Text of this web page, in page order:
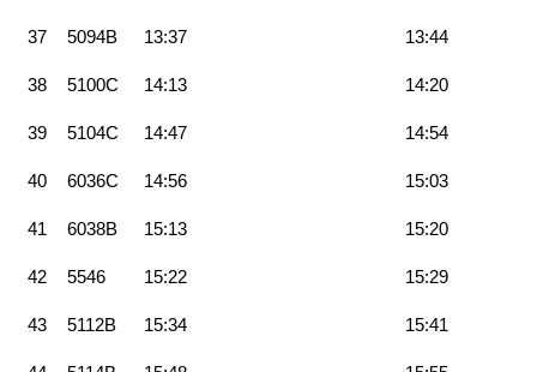
37 5094B 13:37 13:44
38 5100C 14:13 14:20
39 5104C 14:47 14:54
40 6036C 14:56 15:03
41 6038B 15:13 15:20
42 5546 15:22 15:29
43 5112B 15:34 15:41